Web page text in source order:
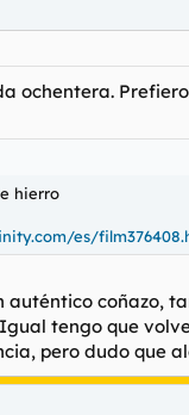
ochentera.
hierro
es/
auténtico coñazo,
tengo que
pero dudo que